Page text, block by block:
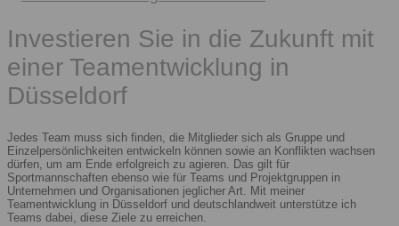
Investieren Sie in die Zukunft mit
einer Teamentwicklung in
Düsseldorf
Jedes Team muss sich finden, die Mitglieder sich als Gruppe und
Einzelpersönlichkeiten entwickeln können sowie an Konflikten wachsen
dürfen, um am Ende erfolgreich zu agieren. Das gilt für
Sportmannschaften ebenso wie für Teams und Projektgruppen in
Unternehmen und Organisationen jeglicher Art. Mit meiner
Teamentwicklung in Düsseldorf und deutschlandweit unterstütze ich
Teams dabei, diese Ziele zu erreichen.